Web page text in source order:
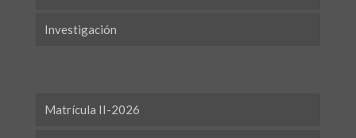
Investigación
Matrícula II-2026